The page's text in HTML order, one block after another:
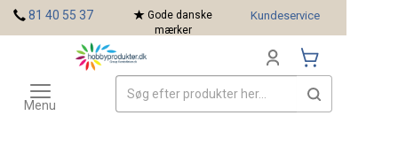
81 40 55 37
Gode danske
mærker
Kundeservice
Toggle
navigation
Menu
Mærker